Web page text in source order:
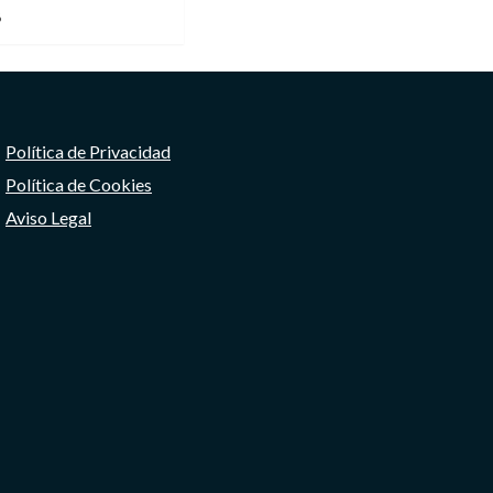
Política de Privacidad
Política de Cookies
Aviso Legal